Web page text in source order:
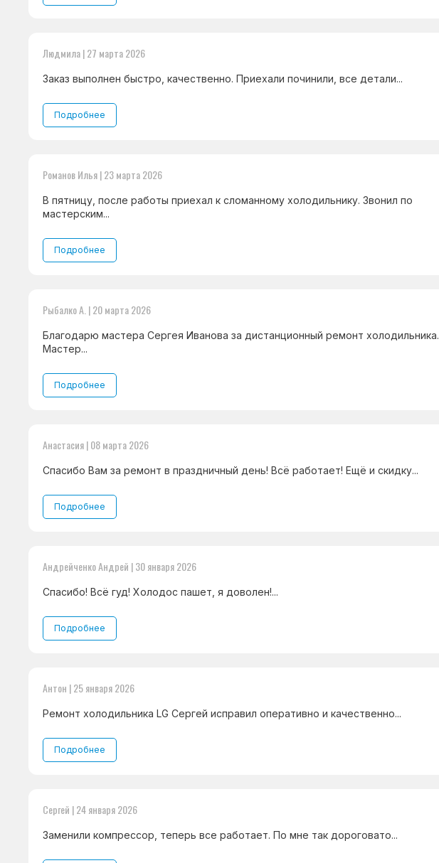
Людмила | 27 марта 2026
Заказ выполнен быстро, качественно. Приехали починили, все детали...
Подробнее
Романов Илья | 23 марта 2026
В пятницу, после работы приехал к сломанному холодильнику. Звонил по
мастерским...
Подробнее
Рыбалко А. | 20 марта 2026
Благодарю мастера Сергея Иванова за дистанционный ремонт холодильника.
Мастер...
Подробнее
Анастасия | 08 марта 2026
Спасибо Вам за ремонт в праздничный день! Всё работает! Ещё и скидку...
Подробнее
Андрейченко Андрей | 30 января 2026
Спасибо! Всё гуд! Холодос пашет, я доволен!...
Подробнее
Антон | 25 января 2026
Ремонт холодильника LG Сергей исправил оперативно и качественно...
Подробнее
Сергей | 24 января 2026
Заменили компрессор, теперь все работает. По мне так дороговато...